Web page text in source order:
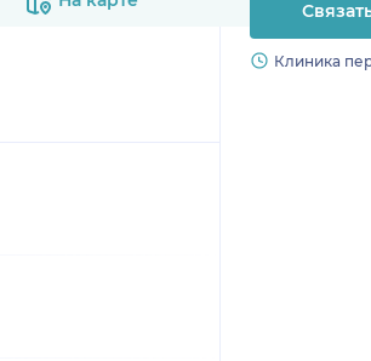
Клиника